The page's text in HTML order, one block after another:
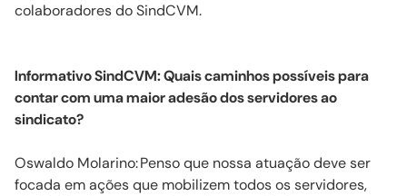
colaboradores doSindCVM.
InformativoSindCVM: Quais caminhos possíveis para
contar com uma maior adesão dos servidores ao
sindicato?
Oswaldo Molarino:Penso que nossa atuação deve ser
focada em ações que mobilizem todos os servidores,